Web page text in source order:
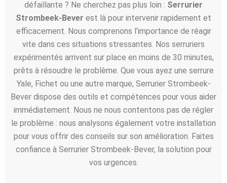
défaillante ? Ne cherchez pas plus loin : Serrurier
Strombeek-Bever est là pour intervenir rapidement et
efficacement. Nous comprenons l’importance de réagir
vite dans ces situations stressantes. Nos serruriers
expérimentés arrivent sur place en moins de 30 minutes,
prêts à résoudre le problème. Que vous ayez une serrure
Yale, Fichet ou une autre marque, Serrurier Strombeek-
Bever dispose des outils et compétences pour vous aider
immédiatement. Nous ne nous contentons pas de régler
le problème : nous analysons également votre installation
pour vous offrir des conseils sur son amélioration. Faites
confiance à Serrurier Strombeek-Bever, la solution pour
vos urgences.